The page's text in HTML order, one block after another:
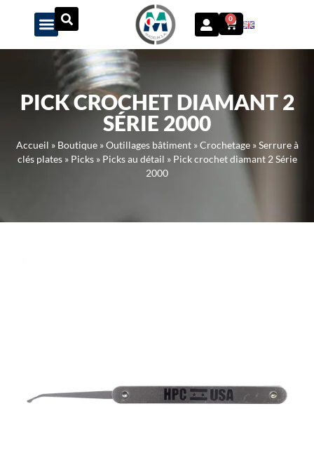
Panneau de gestion des cookies
0
PICK CROCHET DIAMANT 2
SÉRIE 2000
Accueil » Boutique»Outillages bâtiment»Crochetage»Serrure à
clés plates» Picks» Picks au détail » Pick crochet diamant 2 Série
2000